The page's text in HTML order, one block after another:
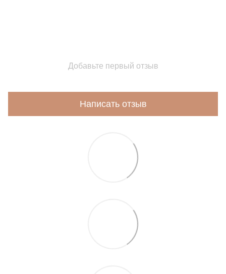
Добавьте первый отзыв
Написать отзыв